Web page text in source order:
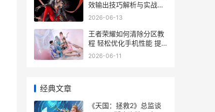
效输出技巧解析与实战攻
略
2026-06-13
王者荣耀如何清除分区教
程 轻松优化手机性能 提
升游戏体验指南
2026-06-11
经典文章
《天国：拯救2》总监谈